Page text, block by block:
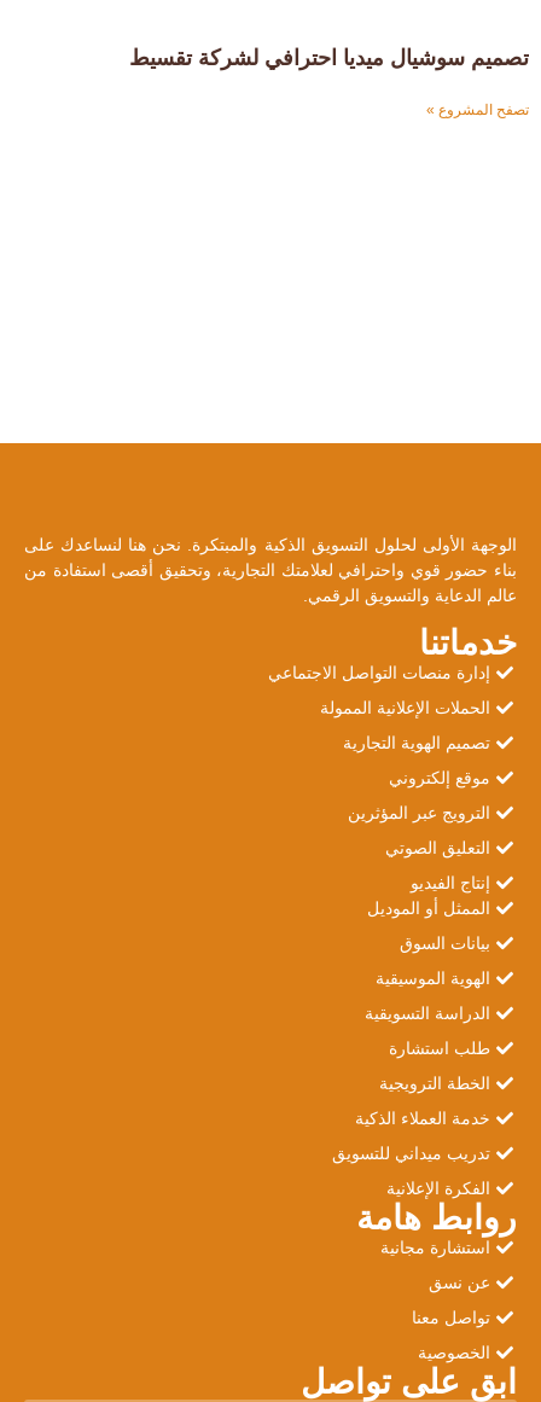
تصميم سوشيال ميديا احترافي لشركة تقسيط
تصفح المشروع »
الوجهة الأولى لحلول التسويق الذكية والمبتكرة. نحن هنا لنساعدك على
بناء حضور قوي واحترافي لعلامتك التجارية، وتحقيق أقصى استفادة من
عالم الدعاية والتسويق الرقمي.
خدماتنا
إدارة منصات التواصل الاجتماعي
الحملات الإعلانية الممولة
تصميم الهوية التجارية
موقع إلكتروني
الترويج عبر المؤثرين
التعليق الصوتي
إنتاج الفيديو
الممثل أو الموديل
بيانات السوق
الهوية الموسيقية
الدراسة التسويقية
طلب استشارة
الخطة الترويجية
خدمة العملاء الذكية
تدريب ميداني للتسويق
الفكرة الإعلانية
روابط هامة
استشارة مجانية
عن نسق
تواصل معنا
الخصوصية
ابق على تواصل